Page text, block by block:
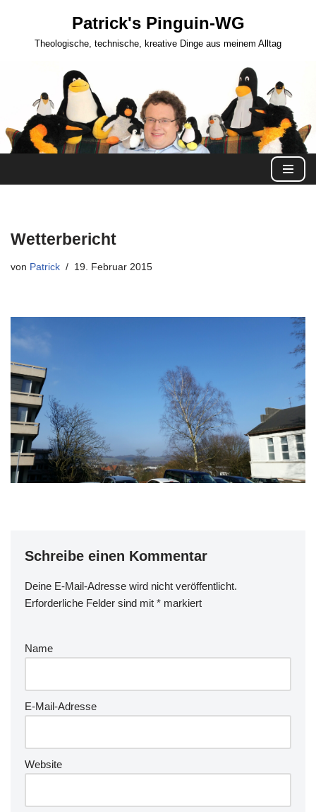
Patrick's Pinguin-WG
Theologische, technische, kreative Dinge aus meinem Alltag
Wetterbericht
von Patrick 19. Februar 2015
Schreibe einen Kommentar
Deine E-Mail-Adresse wird nicht veröffentlicht.
Erforderliche Felder sind mit * markiert
Name
E-Mail-Adresse
Website